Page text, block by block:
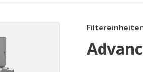
Filtereinheiten